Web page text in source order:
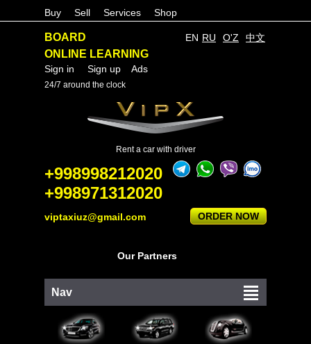
Buy Sell Services Shop
BOARD
ONLINE LEARNING
Sign in Sign up Ads
Rent a car with driver
Our Partners
EN RU O'Z 中文
24/7 around the clock
+998998212020
+998971312020
viptaxiuz@gmail.com ORDER NOW
Nav